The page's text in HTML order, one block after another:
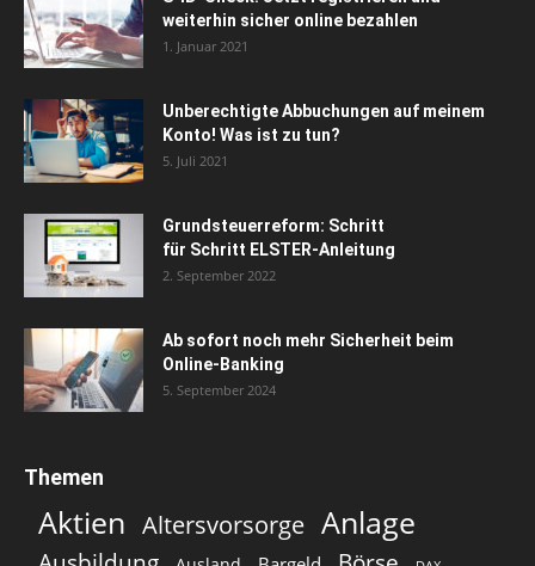
weiterhin sicher online bezahlen
1. Januar 2021
Unberechtigte Abbuchungen auf meinem
Konto! Was ist zu tun?
5. Juli 2021
Grundsteuerreform: Schritt
für Schritt ELSTER-Anleitung
2. September 2022
Ab sofort noch mehr Sicherheit beim
Online-Banking
5. September 2024
Themen
Aktien Altersvorsorge Anlage